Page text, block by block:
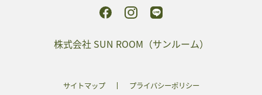
株式会社 SUN ROOM（サンルーム）
サイトマップ プライバシーポリシー